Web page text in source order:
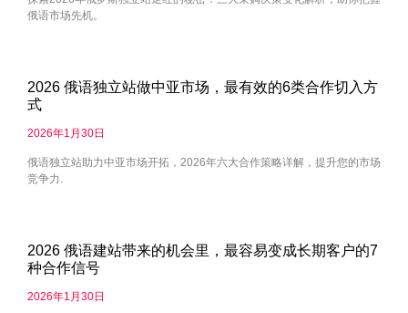
俄语市场先机。
2026 俄语独立站做中亚市场，最有效的6类合作切入方
式
2026年1月30日
俄语独立站助力中亚市场开拓，2026年六大合作策略详解，提升您的市场
竞争力.
2026 俄语建站带来的机会里，最容易变成长期客户的7
种合作信号
2026年1月30日